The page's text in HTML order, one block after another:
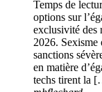
Temps de
options sur
exclusivité des
2026. Sexisme
sanctions
en matière
techs tirent la